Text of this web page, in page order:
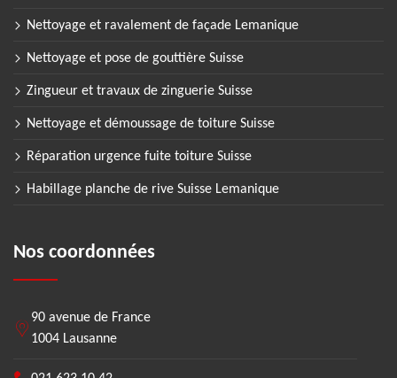
Nettoyage et ravalement de façade Lemanique
Nettoyage et pose de gouttière Suisse
Zingueur et travaux de zinguerie Suisse
Nettoyage et démoussage de toiture Suisse
Réparation urgence fuite toiture Suisse
Habillage planche de rive Suisse Lemanique
Nos coordonnées
90 avenue de France
1004 Lausanne